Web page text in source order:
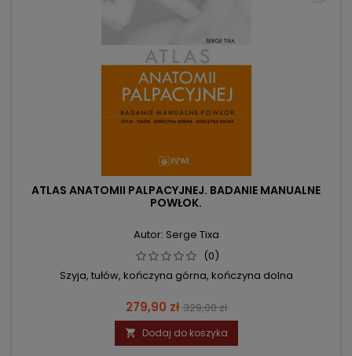
ATLAS ANATOMII PALPACYJNEJ. BADANIE MANUALNE
POWŁOK.
Autor: Serge Tixa
(0)
Szyja, tułów, kończyna górna, kończyna dolna
Cena
279,90 zł Cena
podstawowa
329,00 zł
 Dodaj do koszyka